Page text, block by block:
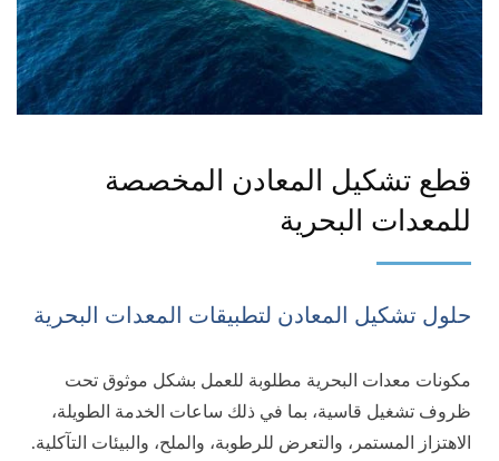
قطع تشكيل المعادن المخصصة
للمعدات البحرية
حلول تشكيل المعادن لتطبيقات المعدات البحرية
مكونات معدات البحرية مطلوبة للعمل بشكل موثوق تحت
ظروف تشغيل قاسية، بما في ذلك ساعات الخدمة الطويلة،
الاهتزاز المستمر، والتعرض للرطوبة، والملح، والبيئات التآكلية.